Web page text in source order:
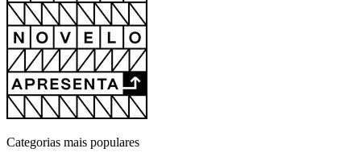
Categorias mais populares